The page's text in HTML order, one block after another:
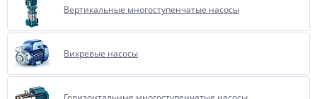
Вертикальные многоступенчатые насосы
Вихревые насосы